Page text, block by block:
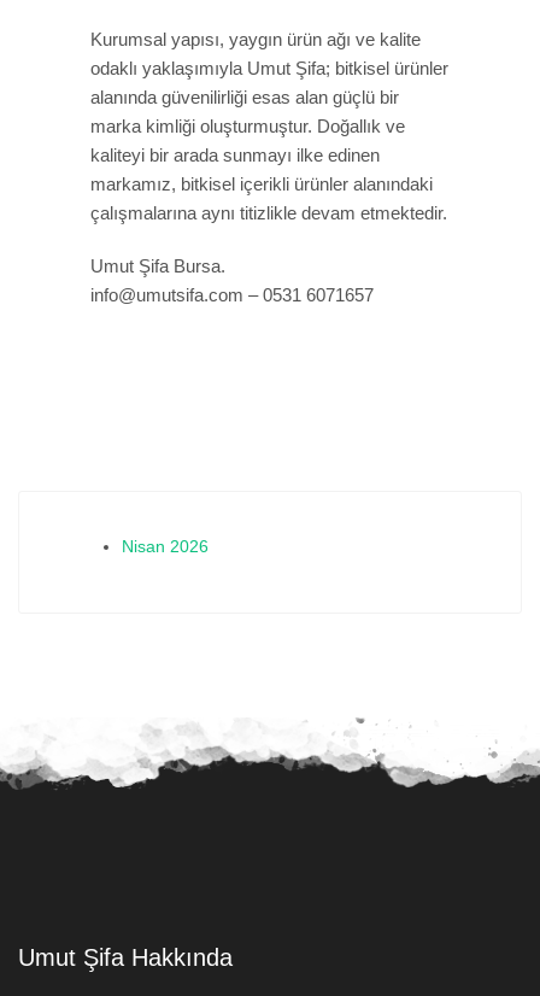
Kurumsal yapısı, yaygın ürün ağı ve kalite
odaklı yaklaşımıyla Umut Şifa; bitkisel ürünler
alanında güvenilirliği esas alan güçlü bir
marka kimliği oluşturmuştur. Doğallık ve
kaliteyi bir arada sunmayı ilke edinen
markamız, bitkisel içerikli ürünler alanındaki
çalışmalarına aynı titizlikle devam etmektedir.
Umut Şifa Bursa.
info@umutsifa.com – 0531 6071657
Nisan 2026
Umut Şifa Hakkında